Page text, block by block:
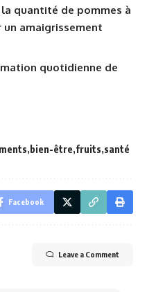
quantité de pommes à
amaigrissement
quotidienne de
bien-être fruits santé
Facebook
Leave a Comment